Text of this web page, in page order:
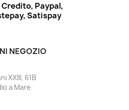
Paypal,
Satispay
NEGOZIO
XXIII, 61B
a Mare